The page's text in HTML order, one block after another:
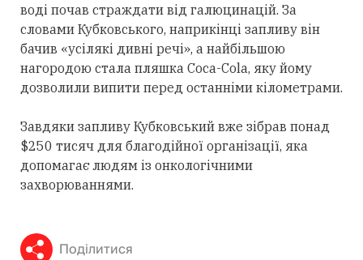
воді почав страждати від галюцинацій. За
словами Кубковського, наприкінці запливу він
бачив «усілякі дивні речі», а найбільшою
нагородою стала пляшка Coca-Cola, яку йому
дозволили випити перед останніми кілометрами.
Завдяки запливу Кубковський вже зібрав понад
$250 тисяч для благодійної організації, яка
допомагає людям із онкологічними
захворюваннями.
Поділитися